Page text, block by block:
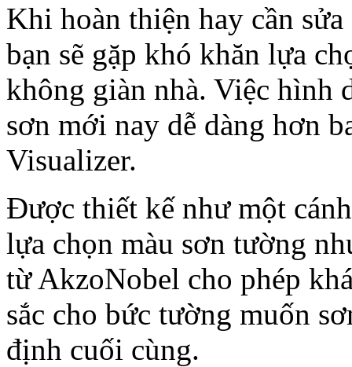
Khi hoàn thiện hay cần
bạn sẽ gặp khó khăn lựa
không giàn nhà. Việc hình
sơn mới nay dễ dàng hơn
Visualizer.
Được thiết kế như một
lựa chọn màu sơn tường
từ AkzoNobel cho phép
sắc cho bức tường muốn
định cuối cùng.